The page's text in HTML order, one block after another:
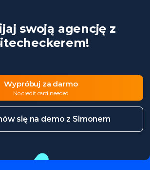
swoją agencję z
Wypróbuj za darmo
No credit card needed
się na demo z Simonem